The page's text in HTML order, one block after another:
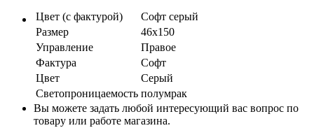
Цвет (с фактурой)
Софт серый
Размер
46х150
Управление
Правое
Фактура
Софт
Цвет
Серый
Светопроницаемость полумрак
Вы можете задать любой интересующий вас вопрос по
товару или работе магазина.